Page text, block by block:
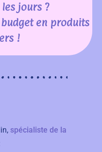
jours ?
en produits
!
spécialiste de la